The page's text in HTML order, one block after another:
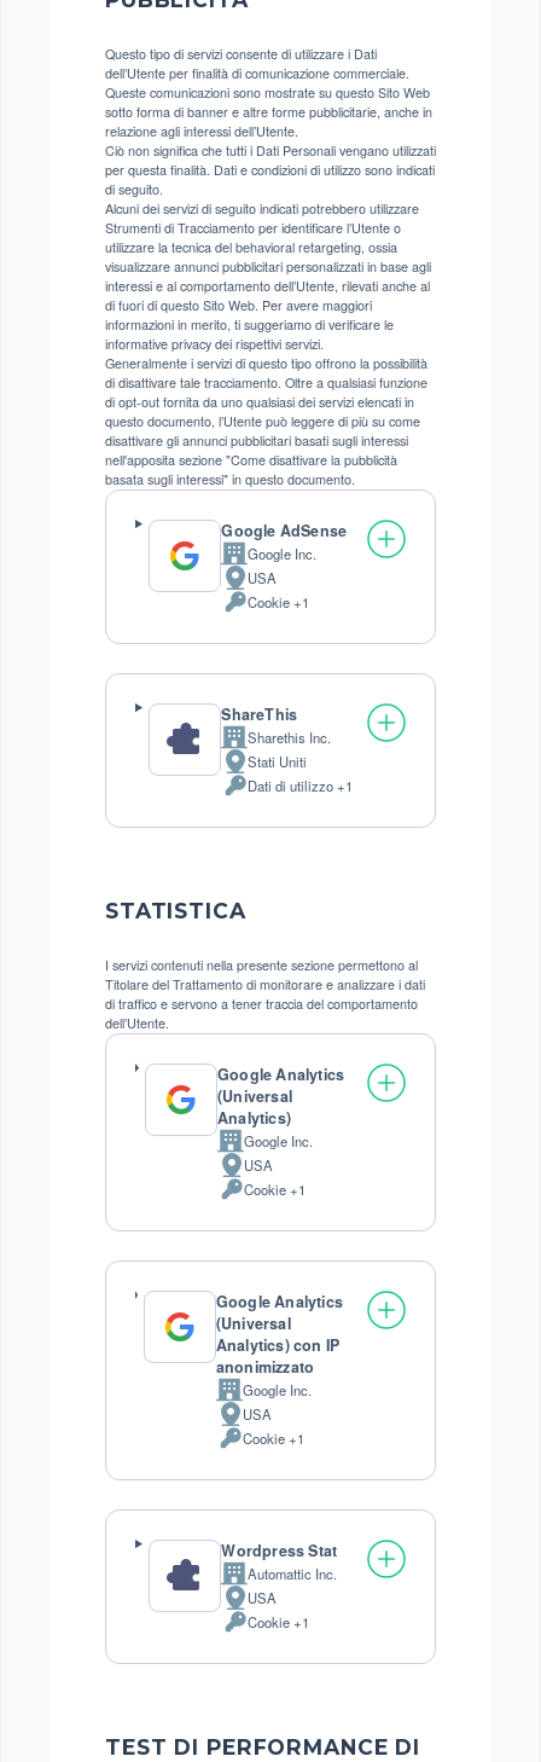
Questo tipo di servizi consente di utilizzare i Dati
dell’Utente per finalità di comunicazione commerciale.
Queste comunicazioni sono mostrate su questo Sito Web
sotto forma di banner e altre forme pubblicitarie, anche in
relazione agli interessi dell’Utente.
Ciò non significa che tutti i Dati Personali vengano utilizzati
per questa finalità. Dati e condizioni di utilizzo sono indicati
di seguito.
Alcuni dei servizi di seguito indicati potrebbero utilizzare
Strumenti di Tracciamento per identificare l’Utente o
utilizzare la tecnica del behavioral retargeting, ossia
visualizzare annunci pubblicitari personalizzati in base agli
interessi e al comportamento dell’Utente, rilevati anche al
di fuori di questo Sito Web. Per avere maggiori
informazioni in merito, ti suggeriamo di verificare le
informative privacy dei rispettivi servizi.
Generalmente i servizi di questo tipo offrono la possibilità
di disattivare tale tracciamento. Oltre a qualsiasi funzione
di opt-out fornita da uno qualsiasi dei servizi elencati in
questo documento, l’Utente può leggere di più su come
disattivare gli annunci pubblicitari basati sugli interessi
nell'apposita sezione "Come disattivare la pubblicità
basata sugli interessi" in questo documento.
Google AdSense
Azienda:Google Inc.
Luogo
del
USA
Dati
trattati:
Cookie +1
ShareThis
Azienda:Sharethis Inc.
Luogo
del
Stati Uniti
Dati
trattati:
Dati di utilizzo +1
STATISTICA
I servizi contenuti nella presente sezione permettono al
Titolare del Trattamento di monitorare e analizzare i dati
di traffico e servono a tener traccia del comportamento
dell’Utente.
Google Analytics
(Universal
Analytics)
Azienda:Google Inc.
Luogo
del
USA
Dati
trattati:
Cookie +1
Google Analytics
(Universal
Analytics) con IP
anonimizzato
Azienda:Google Inc.
Luogo
del
USA
Dati
trattati:
Cookie +1
Wordpress Stat
Azienda:Automattic Inc.
Luogo
del
USA
Dati
trattati:
Cookie +1
TEST DI PERFORMANCE DI